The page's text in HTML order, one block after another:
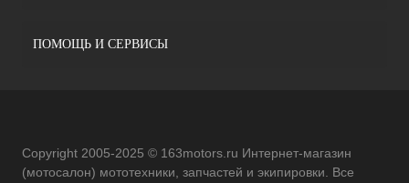
ПОМОЩЬ И СЕРВИСЫ
Copyright 2005-2025 © 163motors.ru Интернет-магазин
(мотосалон) мототехники, запчастей и экипировки. Все